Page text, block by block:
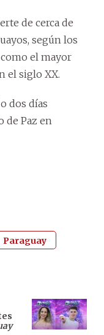
de cerca de
según los
el mayor
el siglo XX.
dos días
de Paz en
Paraguay